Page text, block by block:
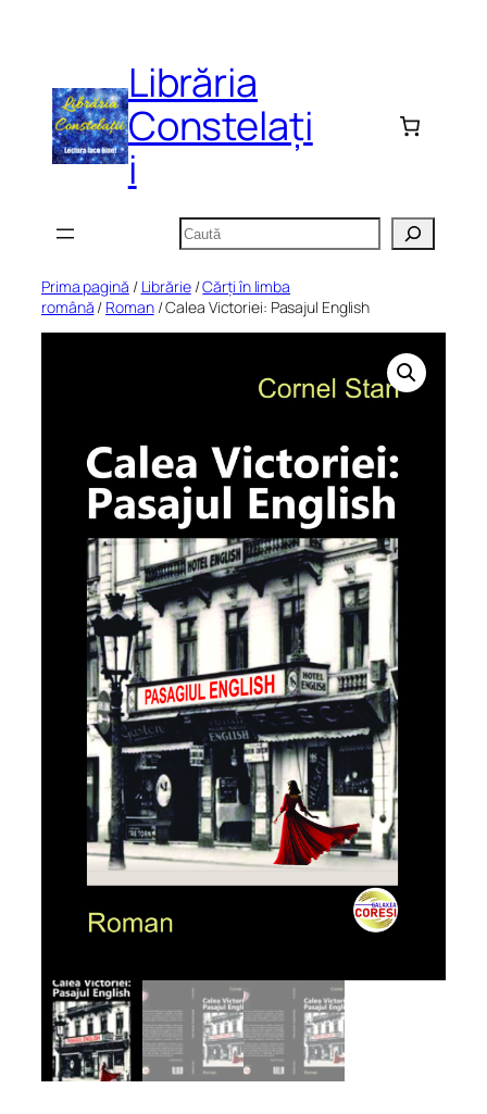
Librăria
Constelați
i
Caută
Prima pagină / Librărie/Cărți în limba
română / Roman/ Calea Victoriei: Pasajul English